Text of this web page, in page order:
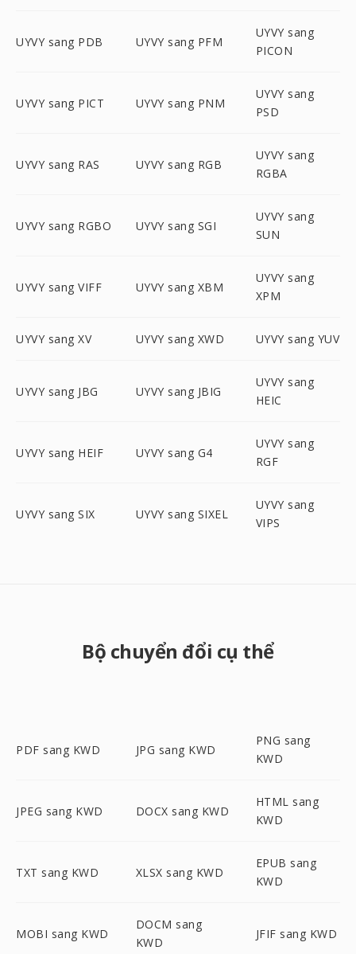
UYVY sang PDB UYVY sang PFM
UYVY sang
PICON
UYVY sang PICT UYVY sang PNM
UYVY sang
PSD
UYVY sang RAS UYVY sang RGB
UYVY sang
RGBA
UYVY sang RGBO UYVY sang SGI
UYVY sang
SUN
UYVY sang VIFF UYVY sang XBM
UYVY sang
XPM
UYVY sang XV UYVY sang XWD UYVY sang YUV
UYVY sang JBG UYVY sang JBIG
UYVY sang
HEIC
UYVY sang HEIF UYVY sang G4
UYVY sang
RGF
UYVY sang SIX UYVY sang SIXEL
UYVY sang
VIPS
Bộ chuyển đổi cụ thể
PDF sang KWD JPG sang KWD
PNG sang
KWD
JPEG sang KWD DOCX sang KWD
HTML sang
KWD
TXT sang KWD XLSX sang KWD
EPUB sang
KWD
MOBI sang KWD
DOCM sang
KWD
JFIF sang KWD